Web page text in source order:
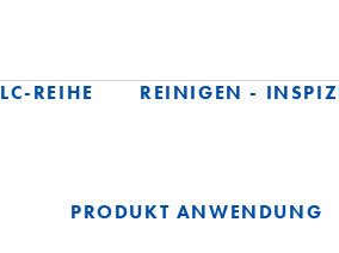
LC-REIHE REINIGEN -
PRODUKT ANWENDUNG